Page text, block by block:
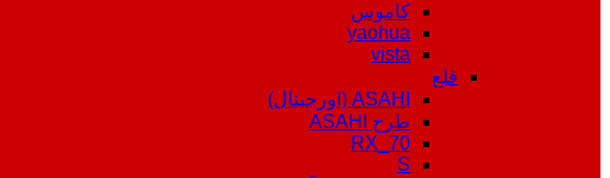
کاموس
yaohua
vista
قلع
ASAHI (اورجینال)
طرح ASAHI
RX_70
S